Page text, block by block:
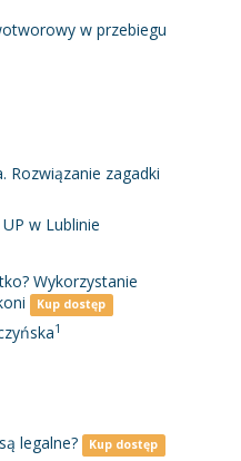
w przebiegu
Rozwiązanie zagadki
w Lublinie
Wykorzystanie
Kup dostęp
1
legalne? Kup dostęp